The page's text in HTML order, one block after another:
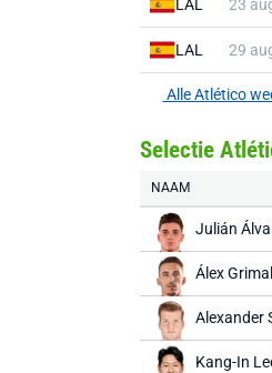
LAL 23
LAL 29
Alle Atlético
Selectie
NAAM
Julián
Álex
Alexander
Kang-In